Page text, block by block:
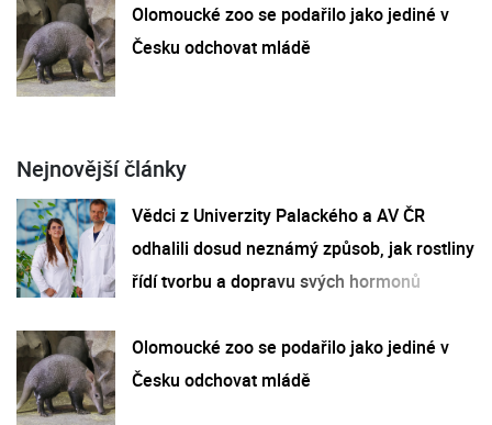
Olomoucké zoo se podařilo jako jediné v
Česku odchovat mládě
Nejnovější články
Vědci z Univerzity Palackého a AV ČR
odhalili dosud neznámý způsob, jak rostliny
řídí tvorbu a dopravu svých hormonů
Olomoucké zoo se podařilo jako jediné v
Česku odchovat mládě